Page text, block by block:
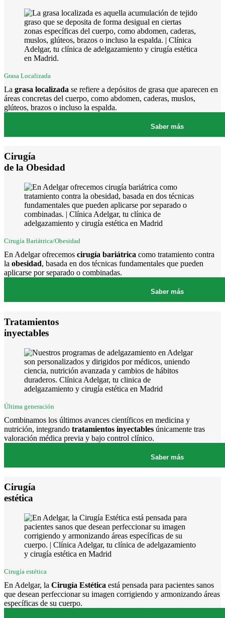
Grasa Localizada
La grasa localizada se refiere a depósitos de grasa que aparecen en
áreas concretas del cuerpo, como abdomen, caderas, muslos,
glúteos, brazos o incluso la espalda.
Saber más
Cirugía
de la Obesidad
Cirugía Bariátrica/Obesidad
En Adelgar ofrecemos cirugía bariátrica como tratamiento contra
la obesidad, basada en dos técnicas fundamentales que pueden
aplicarse por separado o combinadas.
Saber más
Tratamientos
inyectables
Última generación
Combinamos los últimos avances científicos en medicina y
nutrición, integrando tratamientos inyectables únicamente tras
valoración médica previa y bajo control clínico.
Saber más
Cirugía
estética
Cirugía estética
En Adelgar, la Cirugía Estética está pensada para pacientes sanos
que desean perfeccionar su imagen corrigiendo y armonizando áreas
específicas de su cuerpo.